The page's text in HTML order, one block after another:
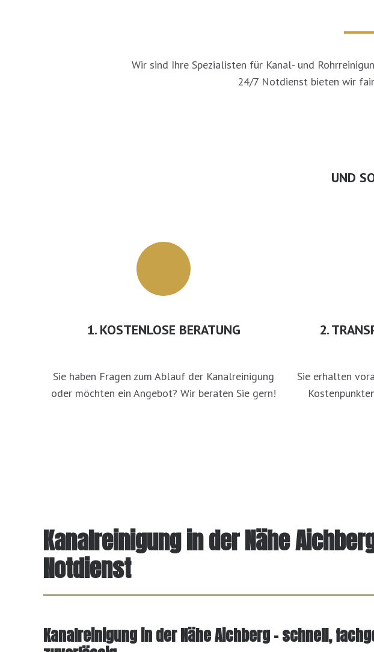
Wir sind Ihre Spezialisten für Kanal- und
24/7 Notdienst bieten wir
UND
1. KOSTENLOSE BERATUNG
Sie haben Fragen zum Ablauf der Kanalreinigung
oder möchten ein Angebot? Wir beraten Sie gern!
2.
Sie erhalten
Kanalreinigung in der Nähe
Notdienst
Kanalreinigung in der Nähe Aichberg – schnell,